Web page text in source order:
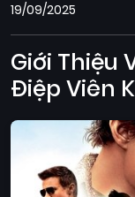
Chiếu
Rạp
Thể
loại
Blog
19/09/2025
Giới Thiệu
Điệp Viên